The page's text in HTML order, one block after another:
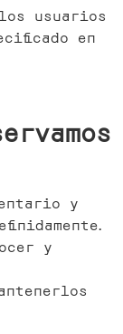
usuarios
en
y
y